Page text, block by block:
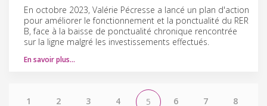
En octobre 2023, Valérie Pécresse a lancé un plan d'action
pour améliorer le fonctionnement et la ponctualité du RER
B, face à la baisse de ponctualité chronique rencontrée
sur la ligne malgré les investissements effectués.
En savoir plus…
1 2 3 4 5 6 7 8